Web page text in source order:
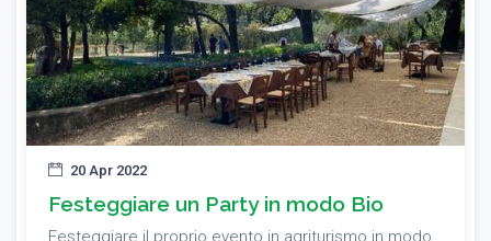
20 Apr 2022
Festeggiare un Party in modo Bio
Festeggiare il proprio evento in agriturismo in modo